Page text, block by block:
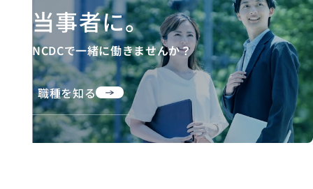
当事者に。
NCDCで一緒に働きませんか？
職種を知る